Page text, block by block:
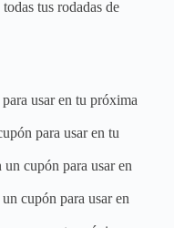
tus rodadas de
usar en tu próxima
para usar en tu
cupón para usar en
cupón para usar en